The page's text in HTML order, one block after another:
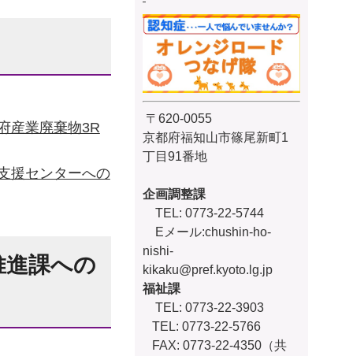
産業廃棄物3R
援センターへの
進課への
〒620-0055
京都府福知山市篠尾新町1
丁目91番地
企画調整課
TEL: 0773-22-5744
Eメール:chushin-ho-
nishi-
kikaku@pref.kyoto.lg.jp
福祉課
TEL: 0773-22-3903
TEL: 0773-22-5766
FAX: 0773-22-4350（共